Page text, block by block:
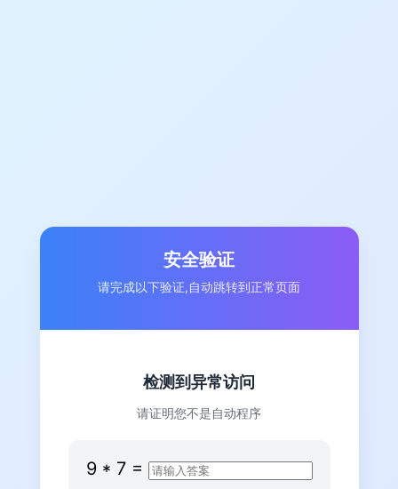
安全验证
请完成以下验证,自动跳转到正常页面
检测到异常访问
请证明您不是自动程序
9 * 7 =